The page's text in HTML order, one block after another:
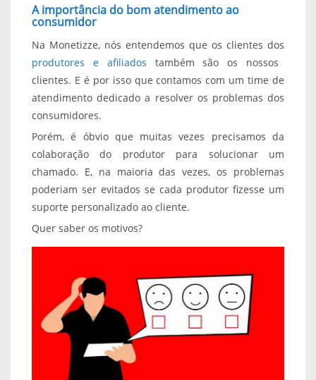
A importância do bom atendimento ao
consumidor
Na Monetizze, nós entendemos que os clientes dos
produtores e afiliados também são os nossos
clientes. E é por isso que contamos com um time de
atendimento dedicado a resolver os problemas dos
consumidores.
Porém, é óbvio que muitas vezes precisamos da
colaboração do produtor para solucionar um
chamado. E, na maioria das vezes, os problemas
poderiam ser evitados se cada produtor fizesse um
suporte personalizado ao cliente.
Quer saber os motivos?